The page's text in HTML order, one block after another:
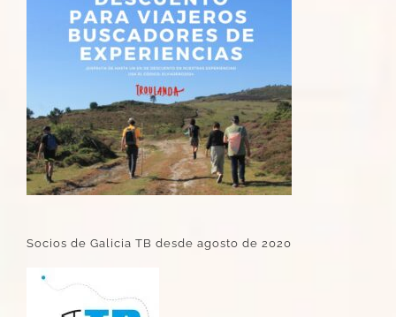
Socios de Galicia TB desde agosto de 2020